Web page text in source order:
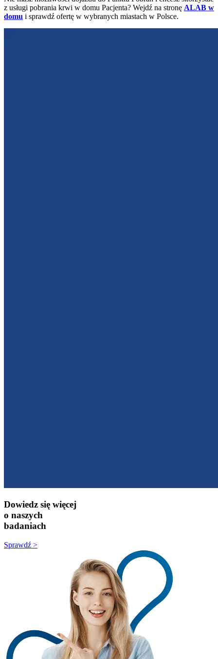
z usługi pobrania krwi w domu Pacjenta? Wejdź na stronę ALAB w
domu i sprawdź ofertę w wybranych miastach w Polsce.
Dowiedz się więcej
o naszych
badaniach
Sprawdź >